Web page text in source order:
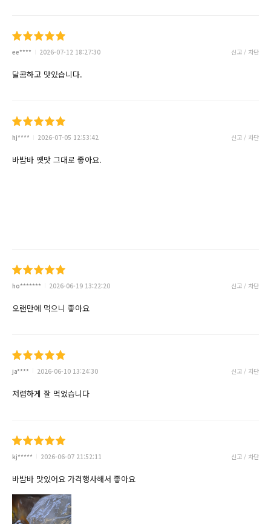
ee**** 2026-07-12 18:27:30 신고 / 차단
달콤하고 맛있습니다.
hj**** 2026-07-05 12:53:42 신고 / 차단
바밤바 옛맛 그대로 좋아요.
ho******* 2026-06-19 13:22:20 신고 / 차단
오랜만에 먹으니 좋아요
ja**** 2026-06-10 13:24:30 신고 / 차단
저렴하게 잘 먹었습니다
kj***** 2026-06-07 21:52:11 신고 / 차단
바밤바 맛있어요 가격행사해서 좋아요